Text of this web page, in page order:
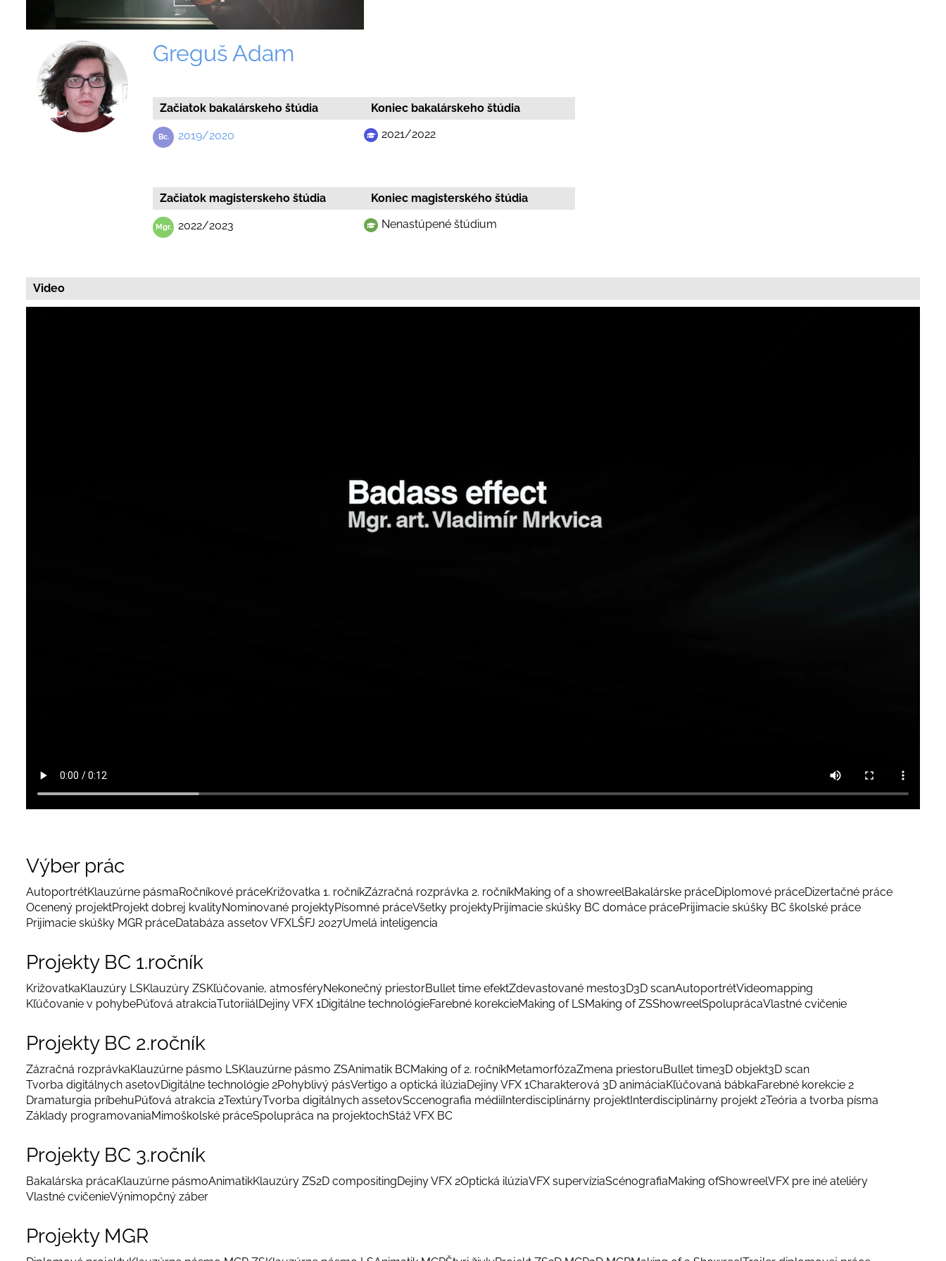
Greguš Adam
Začiatok bakalárskeho štúdia
2019/2020
Koniec bakalárskeho štúdia
2021/2022
Začiatok magisterskeho štúdia
2022/2023
Koniec magisterského štúdia
Nenastúpené štúdium
Video
Výber prác
AutoportrétKlauzúrne pásmaRočníkové práceKrižovatka 1. ročníkZázračná rozprávka 2. ročníkMaking of a showreelBakalárske práceDiplomové práceDizertačné práce
Ocenený projektProjekt dobrej kvalityNominované projektyPísomné práceVšetky projektyPrijímacie skúšky BC domáce prácePrijimacie skúšky BC školské práce
Prijimacie skúšky MGR práceDatabáza assetov VFXLŠFJ 2027Umelá inteligencia
Projekty BC 1.ročník
KrižovatkaKlauzúry LSKlauzúry ZSKľúčovanie, atmosféryNekonečný priestorBullet time efektZdevastované mesto3D3D scanAutoportrétVideomapping
Kľúčovanie v pohybePúťová atrakciaTutoriiálDejiny VFX 1Digitálne technológieFarebné korekcieMaking of LSMaking of ZSShowreelSpoluprácaVlastné cvičenie
Projekty BC 2.ročník
Zázračná rozprávkaKlauzúrne pásmo LSKlauzúrne pásmo ZSAnimatik BCMaking of 2. ročníkMetamorfózaZmena priestoruBullet time3D objekt3D scan
Tvorba digitálnych asetovDigitálne technológie 2Pohyblivý pásVertigo a optická ilúziaDejiny VFX 1Charakterová 3D animáciaKľúčovaná bábkaFarebné korekcie 2
Dramaturgia príbehuPúťová atrakcia 2TextúryTvorba digitálnych assetovSccenografia médiíInterdisciplinárny projekt Interdisciplinárny projekt 2Teória a tvorba písma
Základy programovaniaMimoškolské práceSpolupráca na projektochStáž VFX BC
Projekty BC 3.ročník
Bakalárska prácaKlauzúrne pásmoAnimatikKlauzúry ZS2D compositingDejiny VFX 2Optická ilúziaVFX supervíziaScénografiaMaking ofShowreelVFX pre iné ateliéry
Vlastné cvičenieVýnimopčný záber
Projekty MGR